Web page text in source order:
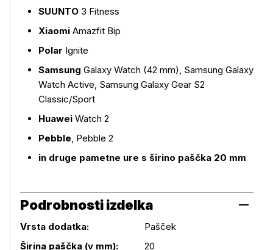
SUUNTO 3 Fitness
Xiaomi Amazfit Bip
Polar Ignite
Samsung Galaxy Watch (42 mm), Samsung Galaxy
Watch Active, Samsung Galaxy Gear S2
Classic/Sport
Huawei Watch 2
Pebble, Pebble 2
in druge pametne ure s širino paščka 20 mm
Podrobnosti izdelka
Vrsta dodatka:
Pašček
Širina paščka (v mm):
20